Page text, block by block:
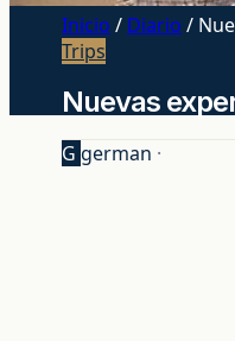
Inicio / Diario /
Trips
Nuevas
G german ·